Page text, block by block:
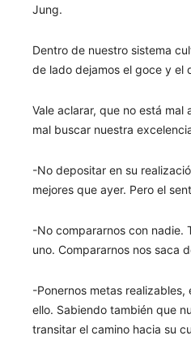
Jung.
Dentro de nuestro sistema
de lado dejamos el goce y el
Vale aclarar, que no está
mal buscar nuestra
-No depositar en su
mejores que ayer. Pero el
-No compararnos con nadie.
uno. Compararnos nos saca
-Ponernos metas
ello. Sabiendo también que
transitar el camino hacia su